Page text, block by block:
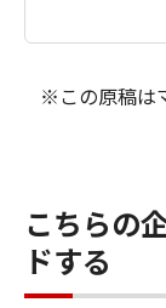
※この原稿は
こちらの
ドする